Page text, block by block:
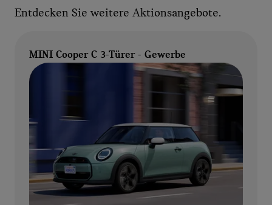
Entdecken Sie weitere Aktionsangebote.
MINI Cooper C 3-Türer - Gewerbe